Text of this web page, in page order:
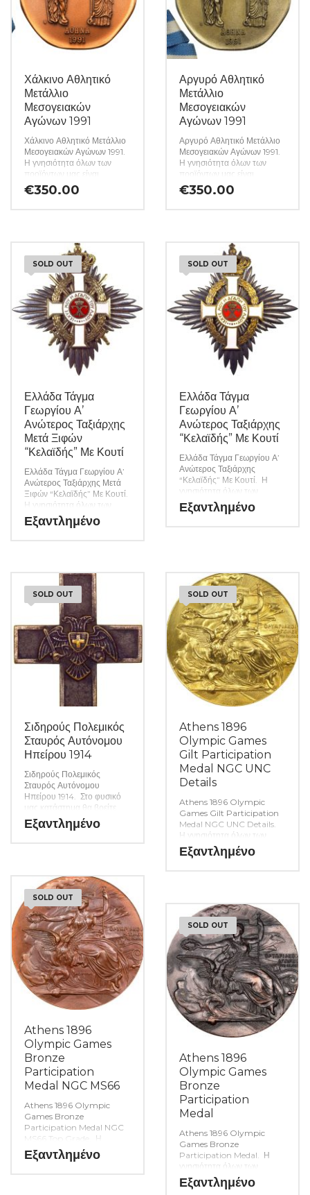
Χάλκινο Αθλητικό
Μετάλλιο
Μεσογειακών
Αγώνων 1991
Χάλκινο Αθλητικό Μετάλλιο
Μεσογειακών Αγώνων 1991.
Η γνησιότητα όλων των
προϊόντων μας είναι
εγγυημένη εφ όρου ζωής
ενώ τυχόν ιδιαιτερότητες –
€350.00
Αργυρό Αθλητικό
Μετάλλιο
Μεσογειακών
Αγώνων 1991
Αργυρό Αθλητικό Μετάλλιο
Μεσογειακών Αγώνων 1991.
Η γνησιότητα όλων των
προϊόντων μας είναι
εγγυημένη εφ όρου ζωής
ενώ τυχόν ιδιαιτερότητες –
€350.00
SOLD OUT
Ελλάδα Τάγμα
Γεωργίου Α’
Ανώτερος Ταξιάρχης
Μετά Ξιφών
“Κελαϊδής” Με Κουτί
Ελλάδα Τάγμα Γεωργίου Α’
Ανώτερος Ταξιάρχης Μετά
Ξιφών “Κελαϊδής” Με Κουτί.
Η γνησιότητα όλων των
προϊόντων μας είναι
εγγυημένη εφ όρου ζωής
υπάρχουν. (Κωδ. 8820)
Εξαντλημένο
SOLD OUT
Ελλάδα Τάγμα
Γεωργίου Α’
Ανώτερος Ταξιάρχης
“Κελαϊδής” Με Κουτί
Ελλάδα Τάγμα Γεωργίου Α’
Ανώτερος Ταξιάρχης
“Κελαϊδής” Με Κουτί. Η
γνησιότητα όλων των
προϊόντων μας είναι
εγγυημένη εφ όρου ζωής
Εξαντλημένο
SOLD OUT
Σιδηρούς Πολεμικός
Σταυρός Αυτόνομου
Ηπείρου 1914
Σιδηρούς Πολεμικός
Σταυρός Αυτόνομου
Ηπείρου 1914. Στο φυσικό
μας κατάστημα θα βρείτε
μεγάλη ποικιλία ελληνικών
και ξένων νομισμάτων και
(Κωδ. 8678)
Εξαντλημένο
SOLD OUT
Athens 1896
Olympic Games
Gilt Participation
Medal NGC UNC
Details
Athens 1896 Olympic
Games Gilt Participation
Medal NGC UNC Details.
Η γνησιότητα όλων των
προϊόντων μας είναι
εγγυημένη εφ όρου ζωής
υπάρχουν. (Κωδ. 8450)
Εξαντλημένο
SOLD OUT
Athens 1896
Olympic Games
Bronze
Participation
Medal NGC MS66
Athens 1896 Olympic
Games Bronze
Participation Medal NGC
MS66 Top Grade. Η
γνησιότητα όλων των
προϊόντων μας είναι
Εξαντλημένο
SOLD OUT
Athens 1896
Olympic Games
Bronze
Participation
Medal
Athens 1896 Olympic
Games Bronze
Participation Medal. Η
γνησιότητα όλων των
προϊόντων μας είναι
εγγυημένη εφ όρου ζωής
Εξαντλημένο